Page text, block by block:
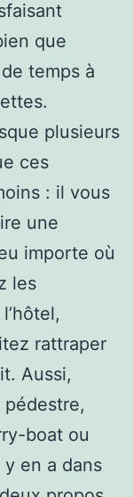
que
temps à
plusieurs
ces
: il vous
une
importe où
les
rattraper
Aussi,
boat ou
en a dans